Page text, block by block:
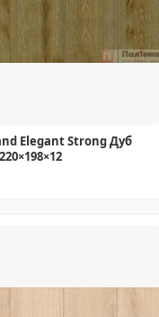
Elegant Strong Дуб